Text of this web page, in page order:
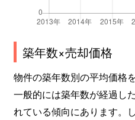
築年数×売却価格
物件の築年数別の平均価格
一般的には築年数が経過し
れている傾向にあります。